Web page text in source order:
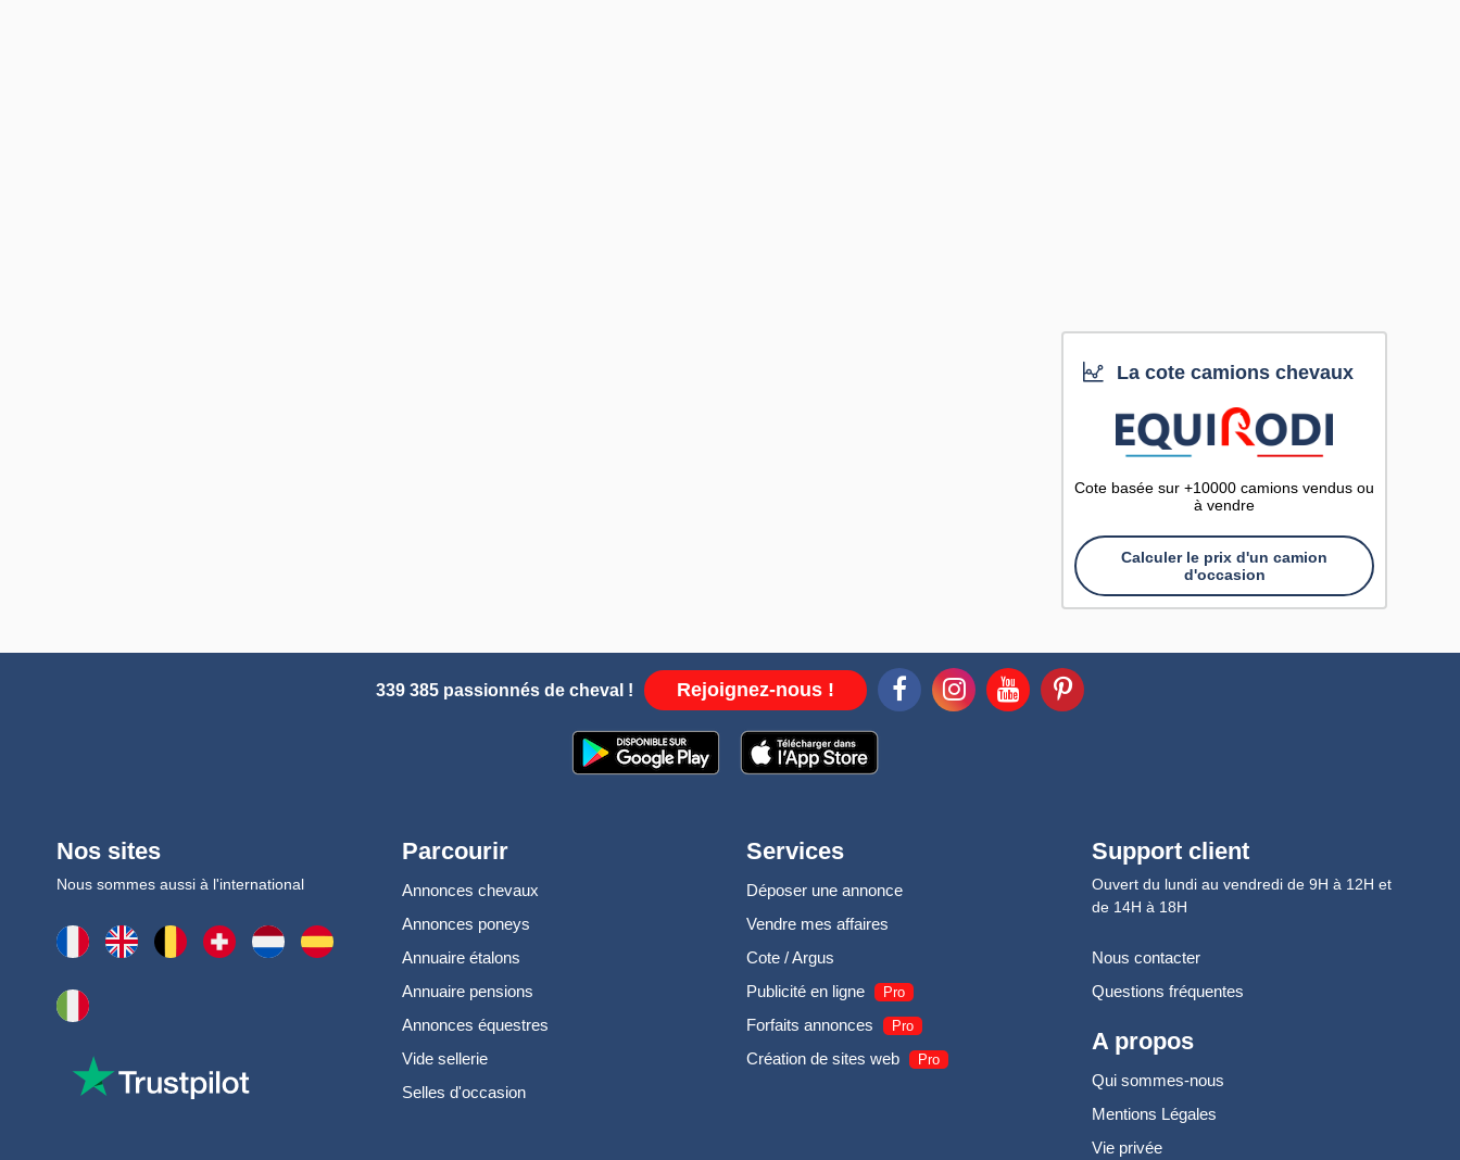
La cote camions chevaux
Cote basée sur +10000 camions vendus ou
à vendre
Calculer le prix d'un camion
d'occasion
339 385 passionnés de cheval ! Rejoignez-nous !
Nos sites
Nous sommes aussi à l'international
Parcourir
Annonces chevaux
Annonces poneys
Annuaire étalons
Annuaire pensions
Annonces équestres
Vide sellerie
Selles d'occasion
Services
Déposer une annonce
Vendre mes affaires
Cote / Argus
Publicité en ligne
Pro
Forfaits annonces Pro
Création de sites web Pro
Support client
Ouvert du lundi au vendredi de 9H à 12H et
de 14H à 18H
Nous contacter
Questions fréquentes
A propos
Qui sommes-nous
Mentions Légales
Vie privée